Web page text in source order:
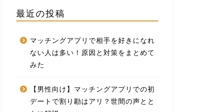
最近の投稿
マッチングアプリで相手を好きになれ
ない人は多い！原因と対策をまとめて
みた
【男性向け】マッチングアプリでの初
デートで割り勘はアリ？世間の声とと